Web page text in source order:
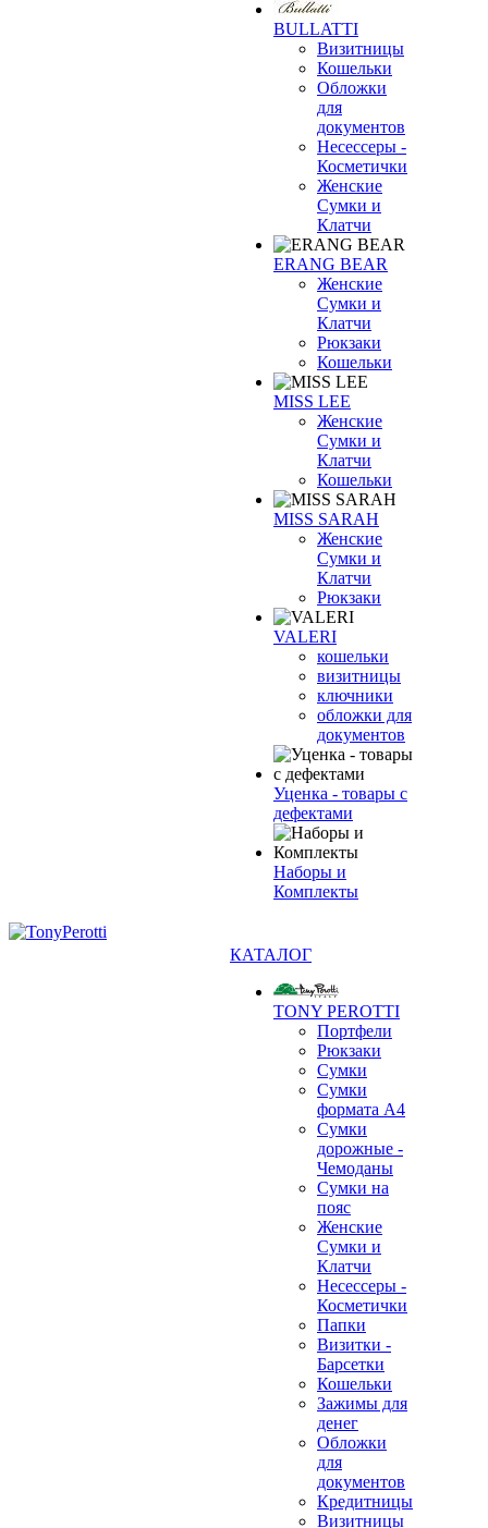
BULLATTI
Визитницы
Кошельки
Обложки
для
документов
Несессеры -
Косметички
Женские
Сумки и
Клатчи
ERANG BEAR
Женские
Сумки и
Клатчи
Рюкзаки
Кошельки
MISS LEE
Женские
Сумки и
Клатчи
Кошельки
MISS SARAH
Женские
Сумки и
Клатчи
Рюкзаки
VALERI
кошельки
визитницы
ключники
обложки для
документов
Уценка - товары с
дефектами
Наборы и
Комплекты
КАТАЛОГ
TONY PEROTTI
Портфели
Рюкзаки
Сумки
Сумки
формата А4
Сумки
дорожные -
Чемоданы
Сумки на
пояс
Женские
Сумки и
Клатчи
Несессеры -
Косметички
Папки
Визитки -
Барсетки
Кошельки
Зажимы для
денег
Обложки
для
документов
Кредитницы
Визитницы